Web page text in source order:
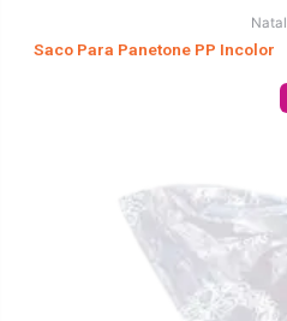
Natal
Saco Para Panetone PP Incolor